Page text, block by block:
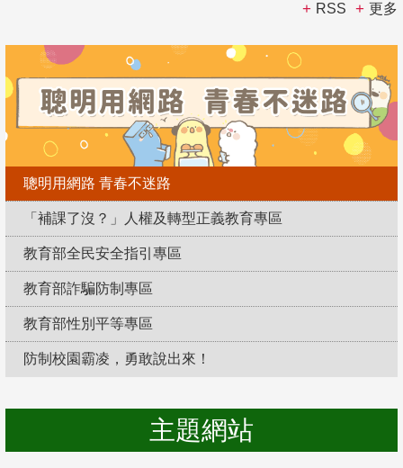
RSS 更多
聰明用網路 青春不迷路
「補課了沒？」人權及轉型正義教育專區
教育部全民安全指引專區
教育部詐騙防制專區
教育部性別平等專區
防制校園霸凌，勇敢說出來！
主題網站